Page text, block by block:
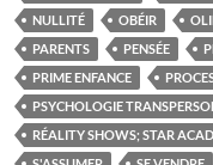
NULLITÉ
OBÉIR
PARENTS
PENSÉE
PRIME ENFANCE
PSYCHOLOGIE
RÉALITY SHOWS; STAR